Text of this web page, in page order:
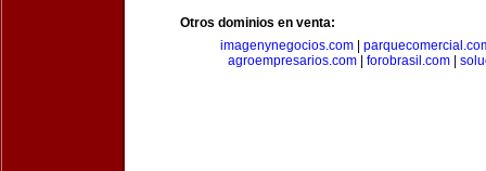
Otros dominios en venta:
imagenynegocios.com
agroempresarios.com| forobrasil.com|